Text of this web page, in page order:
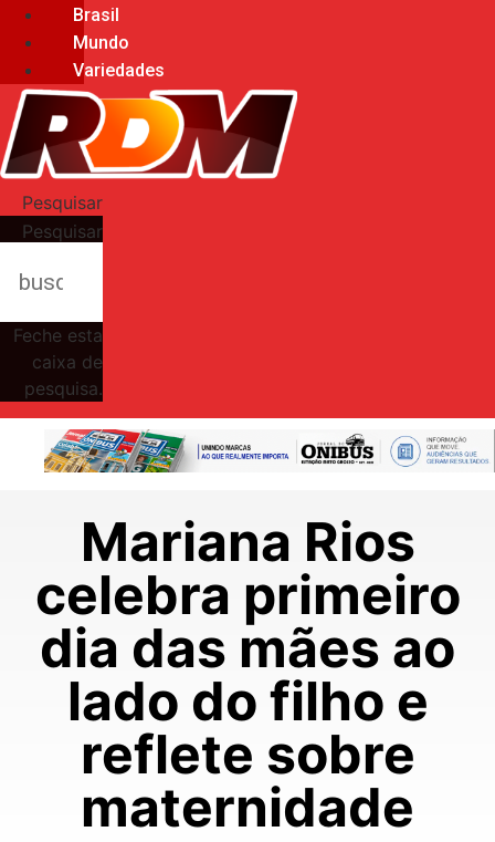
Brasil
Mundo
Variedades
Pesquisar
Pesquisar
Feche esta
caixa de
pesquisa.
Mariana Rios
celebra primeiro
dia das mães ao
lado do filho e
reflete sobre
maternidade